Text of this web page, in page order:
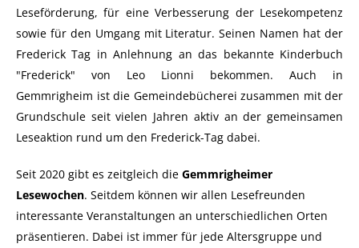
Leseförderung, für eine Verbesserung der Lesekompetenz
sowie für den Umgang mit Literatur. Seinen Namen hat der
Frederick Tag in Anlehnung an das bekannte Kinderbuch
"Frederick" von Leo Lionni bekommen. Auch in
Gemmrigheim ist die Gemeindebücherei zusammen mit der
Grundschule seit vielen Jahren aktiv an der gemeinsamen
Leseaktion rund um den Frederick-Tag dabei.
Seit 2020 gibt es zeitgleich die Gemmrigheimer
Lesewochen. Seitdem können wir allen Lesefreunden
interessante Veranstaltungen an unterschiedlichen Orten
präsentieren. Dabei ist immer für jede Altersgruppe und